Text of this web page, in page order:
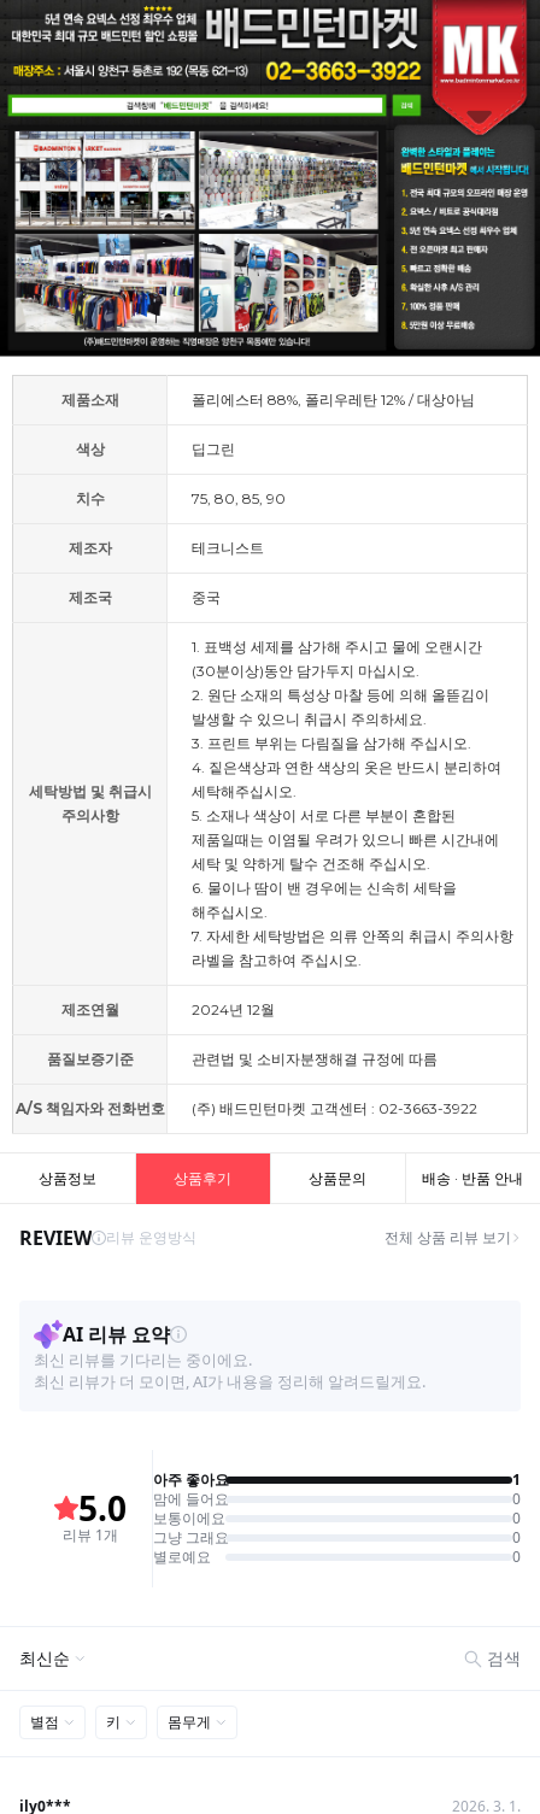
제품소재 폴리에스터 88%, 폴리우레탄 12% / 대상아님
색상 딥그린
치수 75, 80, 85, 90
제조자 테크니스트
제조국 중국
세탁방법 및 취급시
주의사항
1. 표백성 세제를 삼가해 주시고 물에 오랜시간
(30분이상)동안 담가두지 마십시오.
2. 원단 소재의 특성상 마찰 등에 의해 올뜯김이
발생할 수 있으니 취급시 주의하세요.
3. 프린트 부위는 다림질을 삼가해 주십시오.
4. 짙은색상과 연한 색상의 옷은 반드시 분리하여
세탁해주십시오.
5. 소재나 색상이 서로 다른 부분이 혼합된
제품일때는 이염될 우려가 있으니 빠른 시간내에
세탁 및 약하게 탈수 건조해 주십시오.
6. 물이나 땀이 밴 경우에는 신속히 세탁을
해주십시오.
7. 자세한 세탁방법은 의류 안쪽의 취급시 주의사항
라벨을 참고하여 주십시오.
제조연월 2024년 12월
품질보증기준 관련법 및 소비자분쟁해결 규정에 따름
A/S 책임자와 전화번호 (주) 배드민턴마켓 고객센터 : 02-3663-3922
상품정보 상품후기 상품문의 배송 · 반품 안내